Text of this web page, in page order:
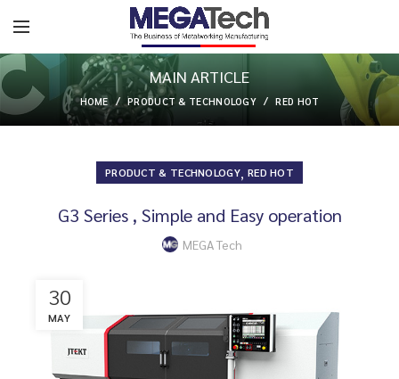
MAIN ARTICLE
HOME PRODUCT & TECHNOLOGY RED HOT
PRODUCT & TECHNOLOGY, RED HOT
G3 Series , Simple and Easy operation
MEGA Tech
30
MAY